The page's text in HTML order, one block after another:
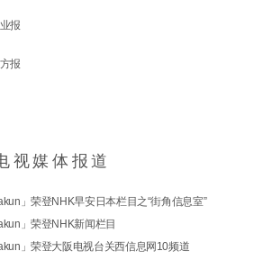
报
报
视媒体报道
」荣登NHK早安日本栏目之“街角信息室”
」荣登NHK新闻栏目
」荣登大阪电视台关西信息网10频道